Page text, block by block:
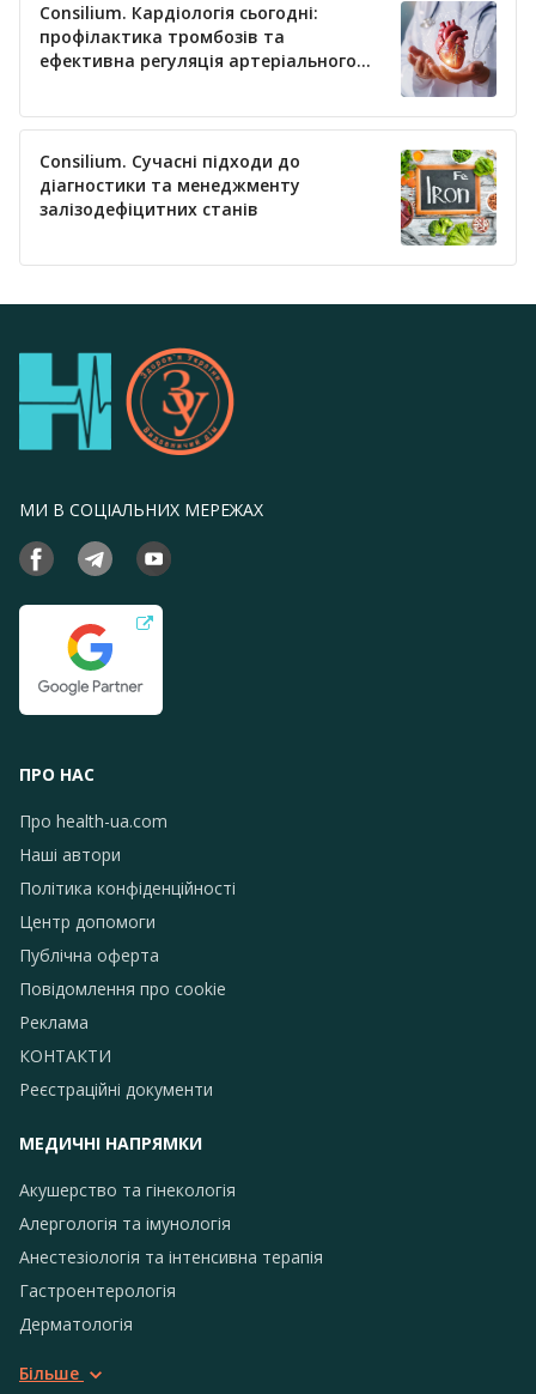
Consilium. Кардіологія сьогодні:
профілактика тромбозів та
ефективна регуляція артеріального
Consilium. Сучасні підходи до
діагностики та менеджменту
залізодефіцитних станів
МИ В СОЦІАЛЬНИХ МЕРЕЖАХ
ПРО НАС
Про health-ua.com
Наші автори
Політика конфіденційності
Центр допомоги
Публічна оферта
Повідомлення про сookie
Реклама
КОНТАКТИ
Реєстраційні документи
МЕДИЧНІ НАПРЯМКИ
Акушерство та гінекологія
Алергологія та імунологія
Анестезіологія та інтенсивна терапія
Гастроентерологія
Дерматологія
Більше